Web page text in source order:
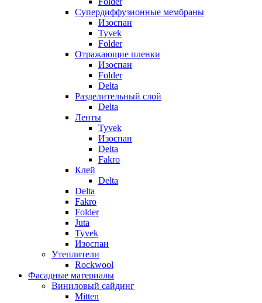
Супердиффузионные мембраны
Изоспан
Tyvek
Folder
Отражающие пленки
Изоспан
Folder
Delta
Разделительный слой
Delta
Ленты
Tyvek
Изоспан
Delta
Fakro
Клей
Delta
Delta
Fakro
Folder
Juta
Tyvek
Изоспан
Утеплители
Rockwool
Фасадные материалы
Виниловый сайдинг
Mitten